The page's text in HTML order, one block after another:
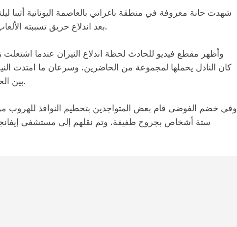
بعد اندلاع حريق تسببته الألعاب النارية الموضوعة على كعكة احتفالية.
وأظهر مقطع فيديو للحادث لحظة اندلاع النيران عندما
كان النادل يحملها لمجموعة من الحاضرين. وسرعان ما امتدت
بين الحاضرين الذين هرعوا للبحث عن مخرج.
وفي خضم الفوضى قام بعض المتواجدين بتحطيم النوافذ للهروب
ستة أشخاص بجروح طفيفة. وتم نقلهم إلى مستشفى